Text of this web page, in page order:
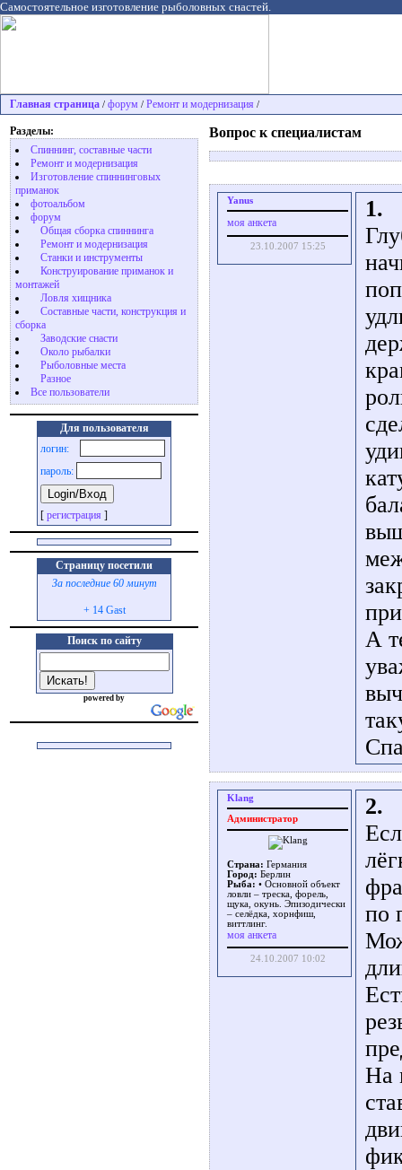
Самостоятельное изготовление рыболовных снастей.
Главная страница / форум / Ремонт и модернизация /
Разделы:
Спиннинг, составные части
Ремонт и модернизация
Изготовление спиннинговых
приманок
фотоальбом
форум
Общая сборка спиннинга
Ремонт и модернизация
Станки и инструменты
Конструирование приманок и
монтажей
Ловля хищника
Cоставные части, конструкция и
сборка
Заводские снасти
Около рыбалки
Рыболовные места
Разное
Все пользователи
Для пользователя
логин:
пароль:
[ регистрация ]
Страницу посетили
За последние 60 минут
+ 14 Gast
Поиск по сайту
powered by
Вопрос к специалистам
Yanus
моя анкета
23.10.2007 15:25
1.
А
Klang
Администратор
Страна: Германия
Город: Берлин
Рыба: • Основной объект
ловли – треска, форель,
щука, окунь. Эпизодически
– селёдка, хорнфиш,
виттлинг.
моя анкета
24.10.2007 10:02
2.
по
На